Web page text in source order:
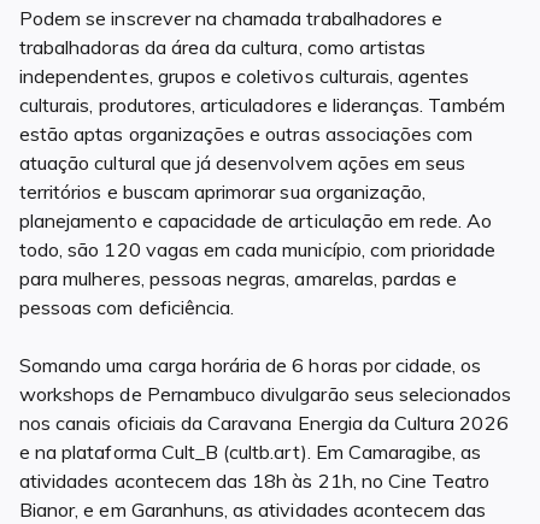
Podem se inscrever na chamada trabalhadores e
trabalhadoras da área da cultura, como artistas
independentes, grupos e coletivos culturais, agentes
culturais, produtores, articuladores e lideranças. Também
estão aptas organizações e outras associações com
atuação cultural que já desenvolvem ações em seus
territórios e buscam aprimorar sua organização,
planejamento e capacidade de articulação em rede. Ao
todo, são 120 vagas em cada município, com prioridade
para mulheres, pessoas negras, amarelas, pardas e
pessoas com deficiência.
Somando uma carga horária de 6 horas por cidade, os
workshops de Pernambuco divulgarão seus selecionados
nos canais oficiais da Caravana Energia da Cultura 2026
e na plataforma Cult_B (cultb.art). Em Camaragibe, as
atividades acontecem das 18h às 21h, no Cine Teatro
Bianor, e em Garanhuns, as atividades acontecem das